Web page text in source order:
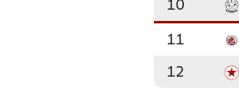
10
11
12